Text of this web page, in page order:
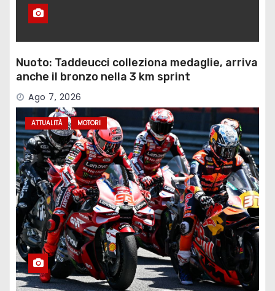
Nuoto: Taddeucci colleziona medaglie, arriva
anche il bronzo nella 3 km sprint
Ago 7, 2026
ATTUALITÀ MOTORI